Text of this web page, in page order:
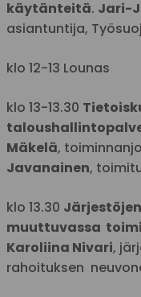
käytänteitä. Jari-
asiantuntija,
klo 12-13 Lounas
klo 13-13.30
Mäkelä,
Javanainen,
klo 13.30
muuttuvassa
Karoliina Nivari,
rahoituksen